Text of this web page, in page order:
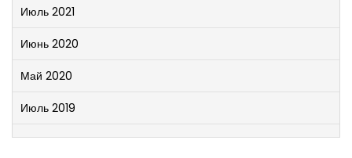
Июль 2021
Июнь 2020
Май 2020
Июль 2019